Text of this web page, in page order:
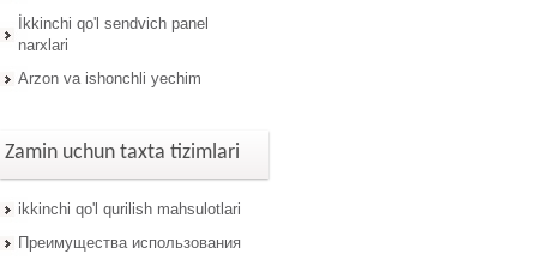
İkkinchi qo'l sendvich panel
narxlari
Arzon va ishonchli yechim
Zamin uchun taxta tizimlari
ikkinchi qo'l qurilish mahsulotlari
Преимущества использования